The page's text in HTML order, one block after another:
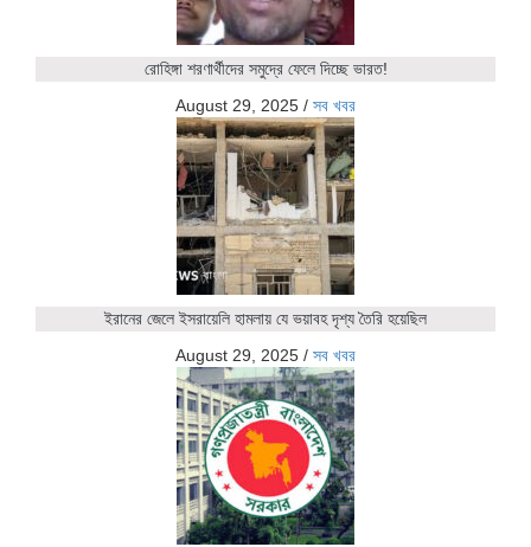
রোহিঙ্গা শরণার্থীদের সমুদ্রে ফেলে দিচ্ছে ভারত!
August 29, 2025 / সব খবর
ইরানের জেলে ইসরায়েলি হামলায় যে ভয়াবহ দৃশ্য তৈরি হয়েছিল
August 29, 2025 / সব খবর